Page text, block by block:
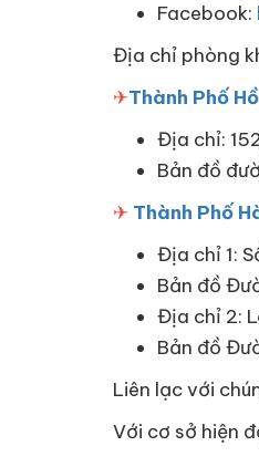
Facebook:
Địa chỉ phòng
✈Thành Phố
Địa chỉ:
Bản đồ
✈ Thành Phố
Địa chỉ 1:
Bản đồ
Địa chỉ 2:
Bản đồ
Liên lạc với
Với cơ sở hiện